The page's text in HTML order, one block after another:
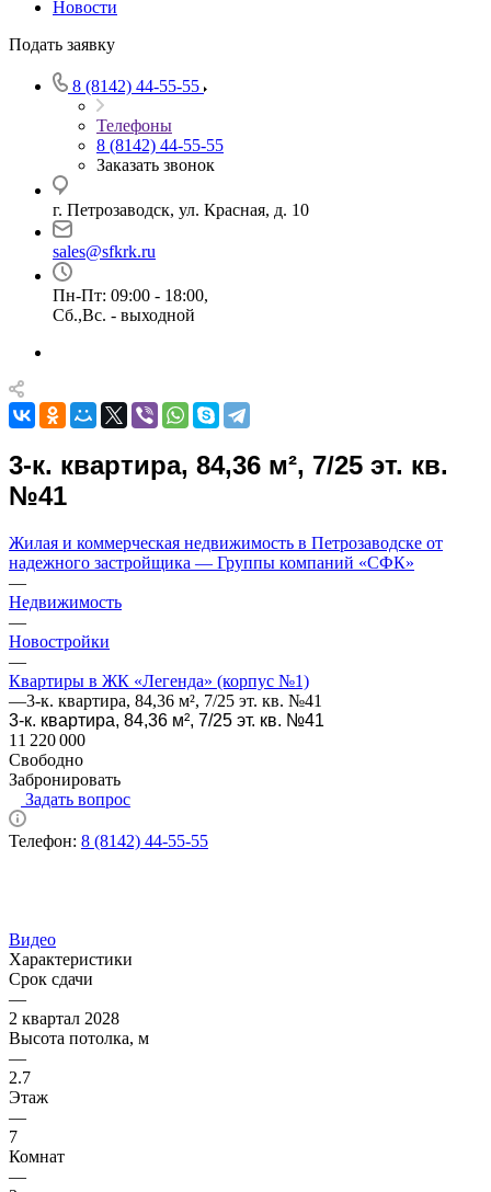
Новости
Подать заявку
8 (8142) 44-55-55
Телефоны
8 (8142) 44-55-55
Заказать звонок
г. Петрозаводск, ул. Красная, д. 10
sales@sfkrk.ru
Пн-Пт: 09:00 - 18:00,
Сб.,Вс. - выходной
3-к. квартира, 84,36 м², 7/25 эт. кв.
№41
Жилая и коммерческая недвижимость в Петрозаводске от
надежного застройщика — Группы компаний «СФК»
—
Недвижимость
—
Новостройки
—
Квартиры в ЖК «Легенда» (корпус №1)
—3-к. квартира, 84,36 м², 7/25 эт. кв. №41
3-к. квартира, 84,36 м², 7/25 эт. кв. №41
11 220 000
Свободно
Забронировать
Задать вопрос
Телефон: 8 (8142) 44-55-55
Видео
Характеристики
Срок сдачи
—
2 квартал 2028
Высота потолка, м
—
2.7
Этаж
—
7
Комнат
—